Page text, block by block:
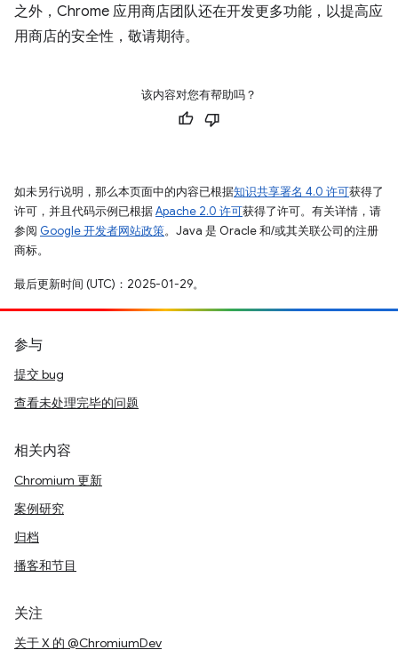
之外，Chrome 应用商店团队还在开发更多功能，以提高应
用商店的安全性，敬请期待。
该内容对您有帮助吗？
如未另行说明，那么本页面中的内容已根据知识共享署名 4.0 许可获得了
许可，并且代码示例已根据Apache 2.0 许可获得了许可。有关详情，请
参阅 Google 开发者网站政策。Java 是 Oracle 和/或其关联公司的注册
商标。
最后更新时间 (UTC)：2025-01-29。
参与
提交 bug
查看未处理完毕的问题
相关内容
Chromium 更新
案例研究
归档
播客和节目
关注
关于 X 的 @ChromiumDev